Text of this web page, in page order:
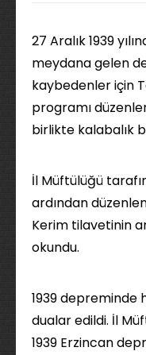
27 Aralık 1939
meydana gelen
kaybedenler için
programı
birlikte kalabalık
İl Müftülüğü
ardından
Kerim tilavetinin
okundu.
1939 depreminde
dualar edildi. İl
1939 Erzincan